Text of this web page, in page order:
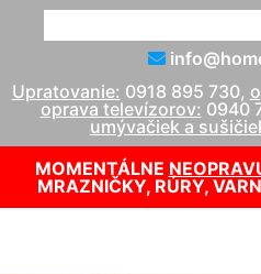
Upratovanie: 0918 895 730,
oprava televízorov: 0940
umývačiek a
MOMENTÁLNE
MRAZNIČKY, RÚRY,